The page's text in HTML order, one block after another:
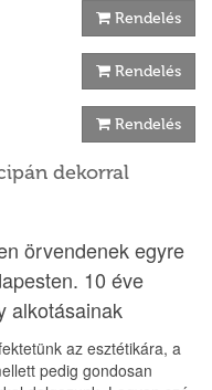
Rendelés
Rendelés
Rendelés
dekorral
örvendenek egyre
10 éve
alkotásainak
az esztétikára, a
pedig gondosan